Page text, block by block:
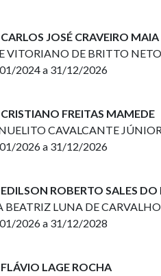
JOSÉ CRAVEIRO MAIA
VITORIANO DE BRITTO NETO
2024 a 31/12/2026
FREITAS MAMEDE
CAVALCANTE
2026 a 31/12/2026
ROBERTO SALES
BEATRIZ LUNA DE CARVALHO
2026 a 31/12/2028
LAGE ROCHA